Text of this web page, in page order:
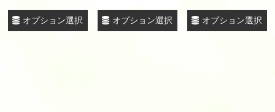
オプション選択 オプション選択 オプション選択